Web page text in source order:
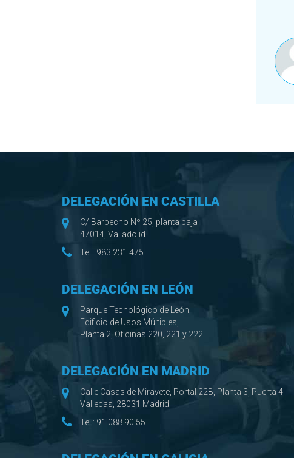
DELEGACIÓN EN CASTILLA
C/ Barbecho Nº 25, planta baja
47014, Valladolid
Tel.: 983 231 475
DELEGACIÓN EN LEÓN
Parque Tecnológico de León
Edificio de Usos Múltiples,
Planta 2, Oficinas 220, 221 y 222
DELEGACIÓN EN MADRID
Calle Casas de Miravete, Portal 22B, Planta 3, Puerta 4
Vallecas, 28031 Madrid
Tel.: 91 088 90 55